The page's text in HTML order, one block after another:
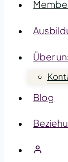
Über
Blog